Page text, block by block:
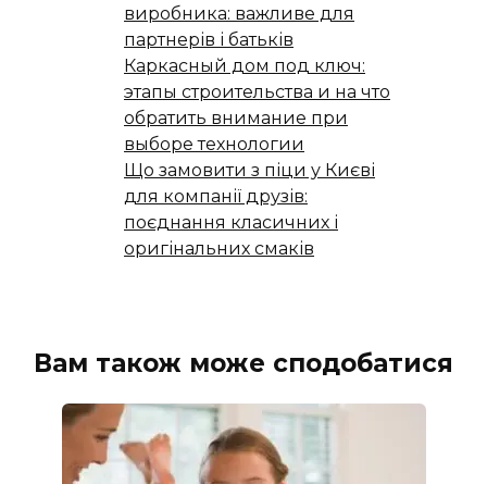
виробника: важливе для
партнерів і батьків
Каркасный дом под ключ:
этапы строительства и на что
обратить внимание при
выборе технологии
Що замовити з піци у Києві
для компанії друзів:
поєднання класичних і
оригінальних смаків
Вам також може сподобатися